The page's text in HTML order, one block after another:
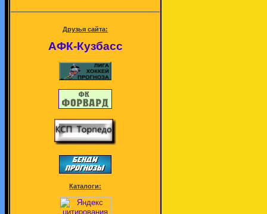
Друзья сайта:
АФК-Кузбасс
Каталоги: